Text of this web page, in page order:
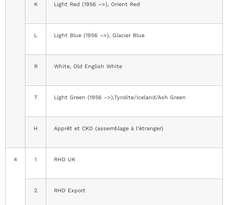
K Light Red (1956 –>), Orient Red
L Light Blue (1956 –>), Glacier Blue
R White, Old English White
T Light Green (1956 –>),Tyrolite/Iceland/Ash Green
H Apprêt et CKD (assemblage à l’étranger)
4 1 RHD UK
2 RHD Export